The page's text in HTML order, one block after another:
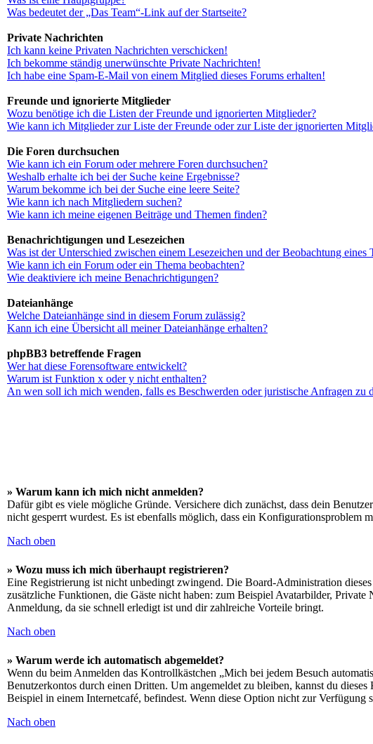
Was bedeutet der „Das Team“-Link auf der Startseite?
Private Nachrichten
Ich kann keine Privaten Nachrichten verschicken!
Ich bekomme ständig unerwünschte Private Nachrichten!
Ich habe eine Spam-E-Mail von einem Mitglied dieses Forums erhalten!
Freunde und ignorierte Mitglieder
Wozu benötige ich die Listen der Freunde und ignorierten Mitglieder?
Wie kann ich Mitglieder zur Liste der Freunde oder zur Liste der ignorierten
Die Foren durchsuchen
Wie kann ich ein Forum oder mehrere Foren durchsuchen?
Weshalb erhalte ich bei der Suche keine Ergebnisse?
Warum bekomme ich bei der Suche eine leere Seite?
Wie kann ich nach Mitgliedern suchen?
Wie kann ich meine eigenen Beiträge und Themen finden?
Benachrichtigungen und Lesezeichen
Was ist der Unterschied zwischen einem Lesezeichen und der Beobachtung eines
Wie kann ich ein Forum oder ein Thema beobachten?
Wie deaktiviere ich meine Benachrichtigungen?
Dateianhänge
Welche Dateianhänge sind in diesem Forum zulässig?
Kann ich eine Übersicht all meiner Dateianhänge erhalten?
phpBB3 betreffende Fragen
Wer hat diese Forensoftware entwickelt?
Warum ist Funktion x oder y nicht enthalten?
An wen soll ich mich wenden, falls es Beschwerden oder juristische Anfragen zu
» Warum kann ich mich nicht anmelden?
Dafür gibt es viele mögliche Gründe. Versichere dich zunächst, dass dein
nicht gesperrt wurdest. Es ist ebenfalls möglich, dass ein Konfigurationsproblem
Nach oben
» Wozu muss ich mich überhaupt registrieren?
Eine Registrierung ist nicht unbedingt zwingend. Die Board-Administration
zusätzliche Funktionen, die Gäste nicht haben: zum Beispiel Avatarbilder,
Anmeldung, da sie schnell erledigt ist und dir zahlreiche Vorteile bringt.
Nach oben
» Warum werde ich automatisch abgemeldet?
Wenn du beim Anmelden das Kontrollkästchen „Mich bei jedem Besuch
Benutzerkontos durch einen Dritten. Um angemeldet zu bleiben, kannst du
Beispiel in einem Internetcafé, befindest. Wenn diese Option nicht zur
Nach oben